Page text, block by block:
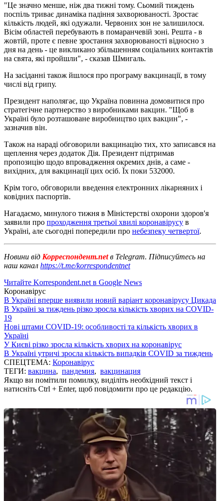
"Це значно менше, ніж два тижні тому. Сьомий тиждень
поспіль триває динаміка падіння захворюваності. Зростає
кількість людей, які одужали. Червоних зон не залишилося.
Вісім областей перебувають в помаранчевій зоні. Решта - в
жовтій, проте є певне зростання захворюваності відносно з
дня на день - це викликано збільшенням соціальних контактів
на свята, які пройшли", - сказав Шмигаль.
На засіданні також йшлося про програму вакцинації, в тому
числі від грипу.
Президент наполягає, що Україна повинна домовитися про
стратегічне партнерство з виробниками вакцин. "Щоб в
Україні було розташоване виробництво цих вакцин", -
зазначив він.
Також на нараді обговорили вакцинацію тих, хто записався на
щеплення через додаток Дія. Президент підтримав
пропозицію щодо впровадження окремих днів, а саме -
вихідних, для вакцинації цих осіб. Їх поки 532000.
Крім того, обговорили введення електронних лікарняних і
ковідних паспортів.
Нагадаємо, минулого тижня в Міністерстві охорони здоров'я
заявили про проходження третьої хвилі коронавірусу в
Україні, але сьогодні попередили про небезпеку четвертої.
Новини від Корреспондент.netв Telegram. Підписуйтесь на
наш канал https://t.me/korrespondentnet
Читайте Korrespondent.net в Google News
Коронавірус
В Україні вперше виявили новий варіант коронавірусу Цикада
В Україні за тиждень різко зросла кількість хворих на COVID-
19
Нові штами COVID-19: особливості та кількість хворих в
Україні
У Києві різко зросла кількість хворих на коронавірус
В Україні утричі зросла кількість випадків COVID за тиждень
СПЕЦТЕМА: Коронавірус
ТЕГИ: вакцина, пандемия, вакцинация
Якщо ви помітили помилку, виділіть необхідний текст і
натисніть Ctrl + Enter, щоб повідомити про це редакцію.